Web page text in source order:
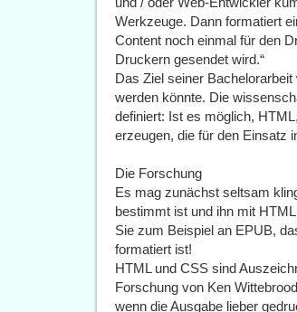
Werkzeuge. Dann formatiert
Content noch einmal für den
Druckern gesendet wird.“
Das Ziel seiner
werden könnte. Die
definiert: Ist es möglich,
erzeugen, die für den Einsatz
Die Forschung
Es mag zunächst seltsam
bestimmt ist und ihn mit
Sie zum Beispiel an EPUB,
formatiert ist!
HTML und CSS sind
Forschung von Ken
wenn die Ausgabe lieber